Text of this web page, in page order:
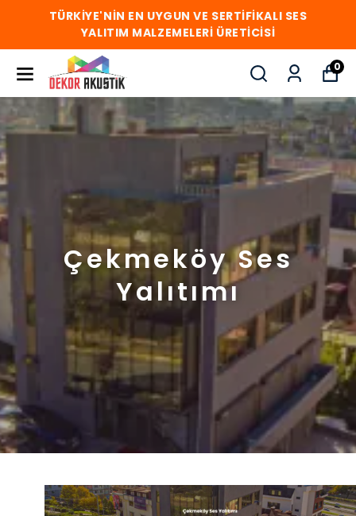
TÜRKİYE'NİN EN UYGUN VE SERTİFİKALI SES
YALITIM MALZEMELERİ ÜRETİCİSİ
0
Çekmeköy Ses
Yalıtımı